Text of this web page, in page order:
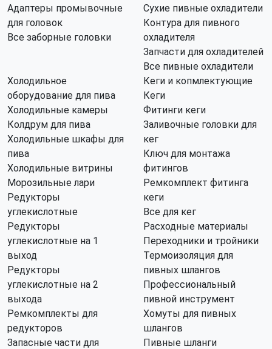
Адаптеры промывочные
для головок
Все заборные головки
Сухие пивные охладители
Контура для пивного
охладителя
Запчасти для охладителей
Все пивные охладители
Холодильное
оборудование для пива
Холодильные камеры
Колдрум для пива
Холодильные шкафы для
пива
Холодильные витрины
Морозильные лари
Редукторы
углекислотные
Редукторы
углекислотные на 1
выход
Редукторы
углекислотные на 2
выхода
Ремкомплекты для
редукторов
Запасные части для
Кеги и копмлектующие
Кеги
Фитинги кеги
Заливочные головки для
кег
Ключ для монтажа
фитингов
Ремкомплект фитинга
кеги
Все для кег
Расходные материалы
Переходники и тройники
Термоизоляция для
пивных шлангов
Профессиональный
пивной инструмент
Хомуты для пивных
шлангов
Пивные шланги